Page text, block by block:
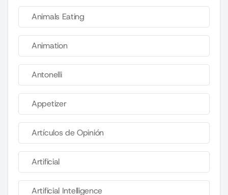
Animals Eating
Animation
Antonelli
Appetizer
Artículos de Opinión
Artificial
Artificial Intelligence